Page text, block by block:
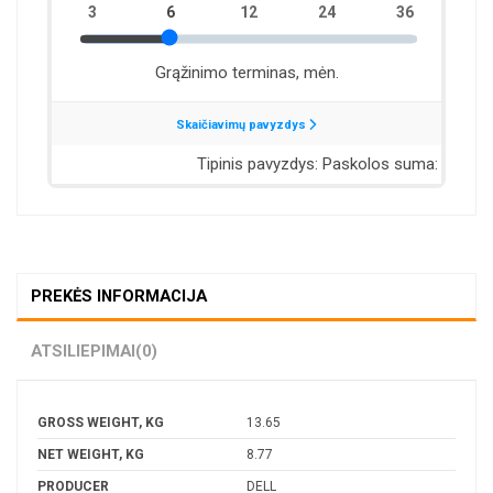
PREKĖS INFORMACIJA
ATSILIEPIMAI(0)
GROSS WEIGHT, KG 13.65
NET WEIGHT, KG 8.77
PRODUCER DELL